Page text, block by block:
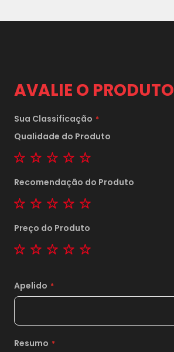
AVALIE O PRODUTO
Sua Classificação
Qualidade do Produto
1 star2 stars3 stars4 stars
Recomendação do Produto
1 star2 stars3 stars4 stars
Preço do Produto
1 star2 stars3 stars4 stars
Apelido
Resumo